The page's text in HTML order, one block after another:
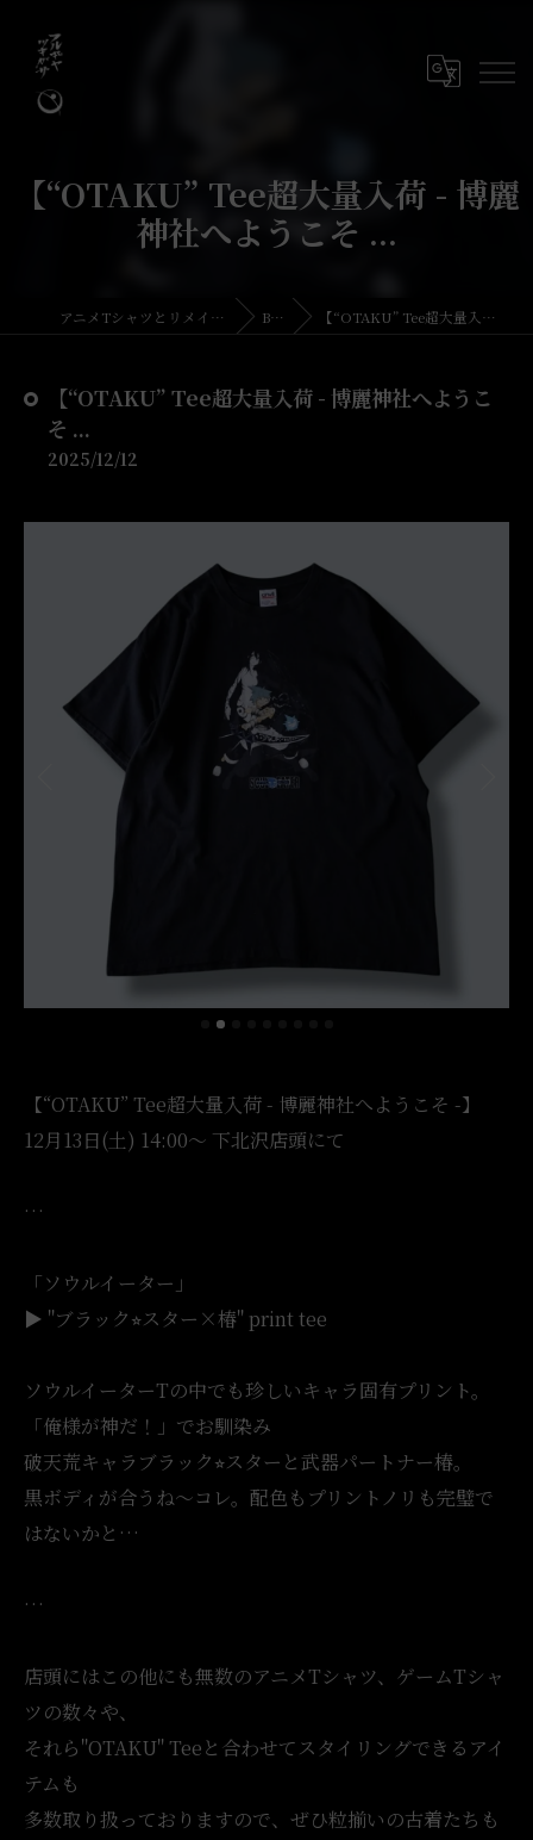
【“OTAKU” Tee超大量入荷 - 博麗
神社へようこそ ...
アニメTシャツとリメイク・古着の古着屋月暈 BLOG 【“OTAKU” Tee超大量入荷 - 博麗神社へようこそ ...
【“OTAKU” Tee超大量入荷 - 博麗神社へようこ
そ ...
2025/12/12
【“OTAKU” Tee超大量入荷 - 博麗神社へようこそ -】
12月13日(土) 14:00〜 下北沢店頭にて
…
「ソウルイーター」
▶︎ "ブラック⭐︎スター×椿" print tee
ソウルイーターTの中でも珍しいキャラ固有プリント。
「俺様が神だ！」でお馴染み
破天荒キャラブラック⭐︎スターと武器パートナー椿。
黒ボディが合うね〜コレ。配色もプリントノリも完璧で
はないかと…
…
店頭にはこの他にも無数のアニメTシャツ、ゲームTシャ
ツの数々や、
それら"OTAKU" Teeと合わせてスタイリングできるアイ
テムも
多数取り扱っておりますので、ぜひ粒揃いの古着たちも